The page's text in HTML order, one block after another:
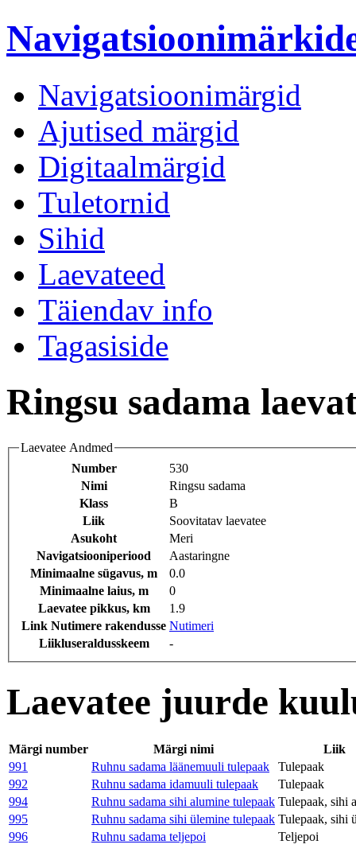
Navigatsioonimärgid
Ajutised märgid
Digitaalmärgid
Tuletornid
Sihid
Laevateed
Täiendav info
Tagasiside
Ringsu sadama
Laevatee Andmed
Number
530
Nimi
Ringsu sadama
Klass
B
Liik
Soovitatav laevatee
Asukoht
Meri
Navigatsiooniperiood
Aastaringne
Minimaalne sügavus, m
0.0
Minimaalne laius, m
0
Laevatee pikkus, km
1.9
Link Nutimere rakendusse Nutimeri
Liikluseraldusskeem
-
Laevatee juurde
Märgi number Märgi nimi
Liik
991
Ruhnu sadama läänemuuli tulepaak
Tulepaak
992
Ruhnu sadama idamuuli tulepaak
Tulepaak
994
Ruhnu sadama sihi alumine tulepaak Tulepaak, sihi
995
Ruhnu sadama sihi ülemine tulepaak Tulepaak, sihi
996
Ruhnu sadama teljepoi Teljepoi